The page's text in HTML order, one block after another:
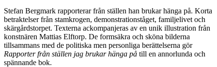
Stefan Bergmark rapporterar från ställen han brukar hänga på. Korta
betraktelser från stamkrogen, demonstrationståget, familjelivet och
skärgårdstorpet. Texterna ackompanjeras av en unik illustration från
konstnären Mattias Elftorp. De formsäkra och sköna bilderna
tillsammans med de politiska men personliga berättelserna gör
Rapporter från ställen jag brukar hänga på till en annorlunda och
spännande bok.